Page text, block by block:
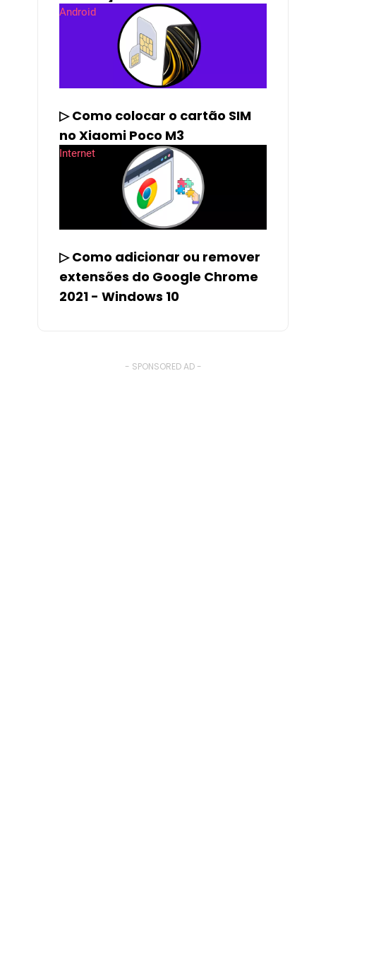
Android
▷ Como colocar o cartão SIM
no Xiaomi Poco M3
Internet
▷ Como adicionar ou remover
extensões do Google Chrome
2021 - Windows 10
- SPONSORED AD -